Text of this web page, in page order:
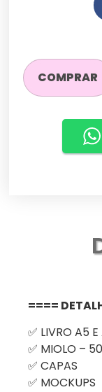
COMPRAR
====
✅ LIVRO A5
✅ MIOLO –
✅ CAPAS
✅ MOCKUPS